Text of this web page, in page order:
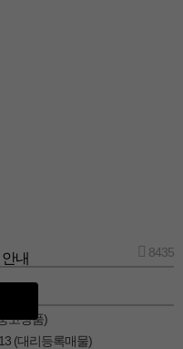
8435
트
고상품)
(대리등록매물)